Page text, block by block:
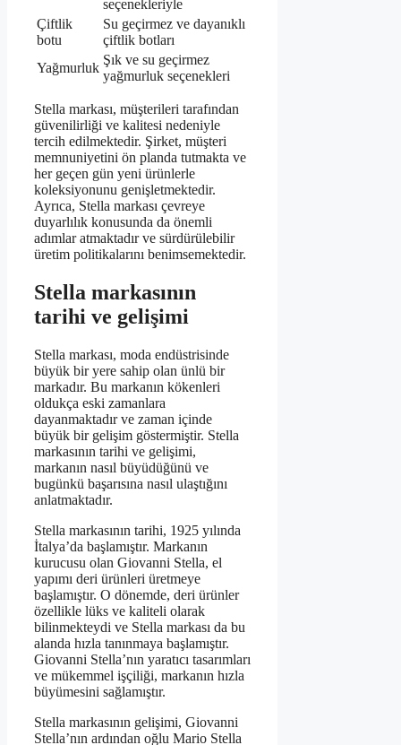
seçenekleriyle
Çiftlik
botu
Su geçirmez ve dayanıklı
çiftlik botları
Yağmurluk
Şık ve su geçirmez
yağmurluk seçenekleri
Stella markası, müşterileri tarafından
güvenilirliği ve kalitesi nedeniyle
tercih edilmektedir. Şirket, müşteri
memnuniyetini ön planda tutmakta ve
her geçen gün yeni ürünlerle
koleksiyonunu genişletmektedir.
Ayrıca, Stella markası çevreye
duyarlılık konusunda da önemli
adımlar atmaktadır ve sürdürülebilir
üretim politikalarını benimsemektedir.
Stella markasının
tarihi ve gelişimi
Stella markası, moda endüstrisinde
büyük bir yere sahip olan ünlü bir
markadır. Bu markanın kökenleri
oldukça eski zamanlara
dayanmaktadır ve zaman içinde
büyük bir gelişim göstermiştir. Stella
markasının tarihi ve gelişimi,
markanın nasıl büyüdüğünü ve
bugünkü başarısına nasıl ulaştığını
anlatmaktadır.
Stella markasının tarihi, 1925 yılında
İtalya’da başlamıştır. Markanın
kurucusu olan Giovanni Stella, el
yapımı deri ürünleri üretmeye
başlamıştır. O dönemde, deri ürünler
özellikle lüks ve kaliteli olarak
bilinmekteydi ve Stella markası da bu
alanda hızla tanınmaya başlamıştır.
Giovanni Stella’nın yaratıcı tasarımları
ve mükemmel işçiliği, markanın hızla
büyümesini sağlamıştır.
Stella markasının gelişimi, Giovanni
Stella’nın ardından oğlu Mario Stella